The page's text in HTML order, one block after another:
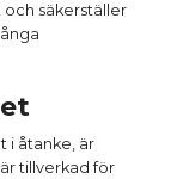
och säkerställer
i åtanke, är
tillverkad för